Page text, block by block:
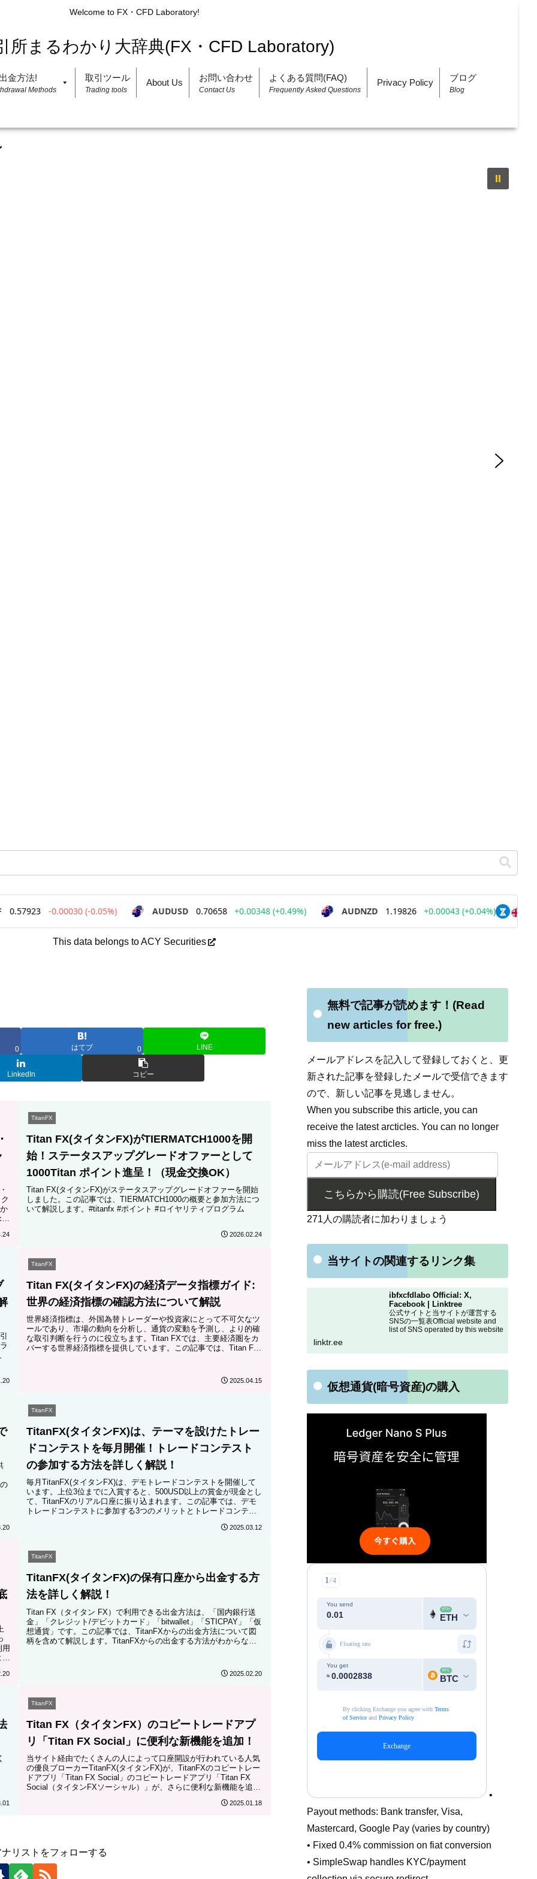
Welcome to FX・CFD Laboratory!
金方法!
Methods
取引ツール
Trading tools
About Us お問い合わせ
Contact Us
よくある質問(FAQ)
Frequently Asked Questions
Privacy Policy ブログ
Blog
This data belongs to ACY Securities
0 はてブ 0 LINE
LinkedIn コピー
TitanFX
Titan FX(タイタンFX)がTIERMATCH1000を開
始！ステータスアップグレードオファーとして
1000Titan ポイント進呈！（現金交換OK）
Titan FX(タイタンFX)がステータスアップグレードオファーを開始
しました。この記事では、TIERMATCH1000の概要と参加方法につ
いて解説します。#titanfx #ポイント #ロイヤリティプログラム
2026.02.24
TitanFX
Titan FX(タイタンFX)の経済データ指標ガイド:
世界の経済指標の確認方法について解説
世界経済指標は、外国為替トレーダーや投資家にとって不可欠なツ
ールであり、市場の動向を分析し、通貨の変動を予測し、より的確
な取引判断を行うのに役立ちます。Titan FXでは、主要経済圏をカ
バーする世界経済指標を提供しています。この記事では、Titan FX
2025.04.15
TitanFX
TitanFX(タイタンFX)は、テーマを設けたトレー
ドコンテストを毎月開催！トレードコンテスト
の参加する方法を詳しく解説！
毎月TitanFX(タイタンFX)は、デモトレードコンテストを開催して
います。上位3位までに入賞すると、500USD以上の賞金が現金とし
て、TitanFXのリアル口座に振り込まれます。この記事では、デモ
トレードコンテストに参加する3つのメリットとトレードコンテス
2025.03.12
用
TitanFX
TitanFX(タイタンFX)の保有口座から出金する方
法を詳しく解説！
Titan FX（タイタン FX）で利用できる出金方法は、「国内銀行送
金」「クレジット/デビットカード」「bitwallet」「STICPAY」「仮
想通貨」です。この記事では、TitanFXからの出金方法について図
柄を含めて解説します。TitanFXからの出金する方法がわからない
2025.02.20
TitanFX
Titan FX（タイタンFX）のコピートレードアプ
リ「Titan FX Social」に便利な新機能を追加！
当サイト経由でたくさんの人によって口座開設が行われている人気
の優良ブローカーTitanFX(タイタンFX)が、TitanFXのコピートレー
ドアプリ「Titan FX Social」のコピートレードアプリ「Titan FX
Social（タイタンFXソーシャル）」が、さらに便利な新機能を追加
点を紹介します。#TitanFX #タイタンFX #ソーシャルトレード2025.01.18
ナリストをフォローする
無料で記事が読めます！(Read
new articles for free.)
メールアドレスを記入して登録しておくと、更
新された記事を登録したメールで受信できます
ので、新しい記事を見逃しません。
When you subscribe this article, you can
receive the latest arcticles. You can no longer
miss the latest arcticles.
こちらから購読(Free Subscribe)
271人の購読者に加わりましょう
当サイトの関連するリンク集
ibfxcfdlabo Official: X,
Facebook | Linktree
公式サイトと当サイトが運営する
SNSの一覧表Official website and
list of SNS operated by this website
linktr.ee
仮想通貨(暗号資産)の購入
•
Payout methods: Bank transfer, Visa,
Mastercard, Google Pay (varies by country)
• Fixed 0.4% commission on fiat conversion
• SimpleSwap handles KYC/payment